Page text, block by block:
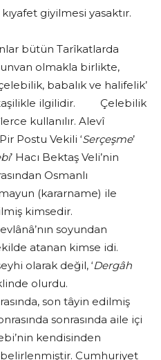
giyilmesi yasaktır.
bütün Tarîkatlarda
unvan olmakla birlikte,
babalık ve halifelik’
ilgilidir. Çelebilik
kullanılır. Alevî
Postu Vekili ‘Serçeşme’
’ Hacı Bektaş Veli’nin
Osmanlı
(kararname) ile
kimsedir.
soyundan
atanan kimse idi.
olarak değil, ‘Dergâh
olurdu.
son tâyin edilmiş
sonrasında aile içi
kendisinden
belirlenmiştir. Cumhuriyet